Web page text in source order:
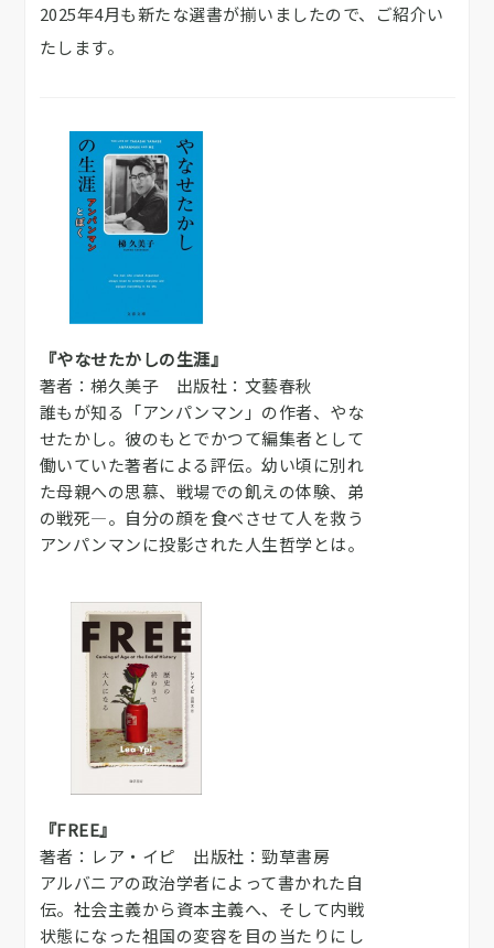
2025年4月も新たな選書が揃いましたので、ご紹介い
たします。
『やなせたかしの生涯』
著者：梯久美子 出版社：文藝春秋
誰もが知る「アンパンマン」の作者、やな
せたかし。彼のもとでかつて編集者として
働いていた著者による評伝。幼い頃に別れ
た母親への思慕、戦場での飢えの体験、弟
の戦死―。自分の顔を食べさせて人を救う
アンパンマンに投影された人生哲学とは。
『FREE』
著者：レア・イピ 出版社：勁草書房
アルバニアの政治学者によって書かれた自
伝。社会主義から資本主義へ、そして内戦
状態になった祖国の変容を目の当たりにし